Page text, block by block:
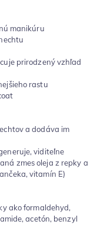
manikúru
prirodzený vzhľad
rastu
a dodáva im
viditeľne
zmes oleja z repky a
vitamín E)
ako formaldehyd,
acetón, benzyl